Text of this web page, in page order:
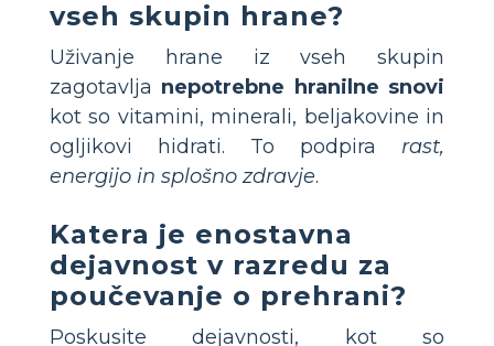
vseh skupin hrane?
Uživanje hrane iz vseh skupin
zagotavlja nepotrebne hranilne snovi
kot so vitamini, minerali, beljakovine in
ogljikovi hidrati. To podpira rast,
energijo in splošno zdravje.
Katera je enostavna
dejavnost v razredu za
poučevanje o prehrani?
Poskusite dejavnosti, kot so